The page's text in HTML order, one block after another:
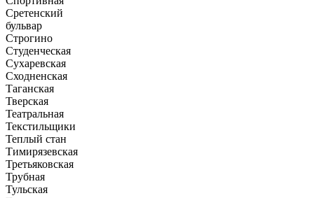
Сретенский
бульвар
Строгино
Студенческая
Сухаревская
Сходненская
Таганская
Тверская
Театральная
Текстильщики
Теплый стан
Тимирязевская
Третьяковская
Трубная
Тульская